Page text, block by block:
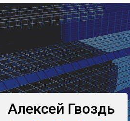
Алексей Гвоздь